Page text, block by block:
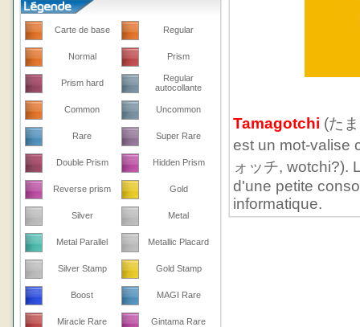
Carte de base Regular
Normal Prism
Prism hard
Regular
autocollante
Common Uncommon
Rare Super Rare
Double Prism Hidden Prism
Reverse prism Gold
Silver Metal
Metal Parallel Metallic Placard
Silver Stamp Gold Stamp
Boost MAGI Rare
Miracle Rare Gintama Rare
Tamagotchi (た
est un mot-valise
ォッチ, wotchi?).
d'une petite
informatique.